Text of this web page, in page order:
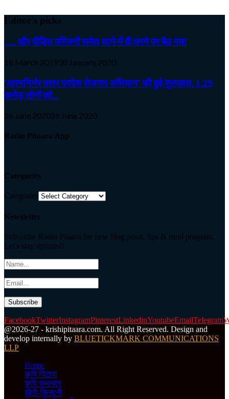
Editor's picks
…. और पीड़ित परिजनों समेत थाने में ही धरने पर बैठ गया
18 March 201930 January 2020
‘आत्मनिर्भर उत्तर प्रदेश रोजगार अभियान’ की हुई शुरुआत, 1.25
करोड़ लोगों को...
26 June 202026 June 2020
Radio Pitaara App
Categories
Categories
Newsletter
Subscribe Radio Pitaara for new blog posts, tips & rural program.
Let's stay updated!
FacebookTwitterInstagramPinterestLinkedinYoutubeEmailTelegram
@2026-27 - krishipitaara.com. All Right Reserved. Design and
develop internally by BLUETICKMARK COMMUNICATIONS
LLP
Home
कृषि पिटारा
कृषि समाचार
खेती-किसानी